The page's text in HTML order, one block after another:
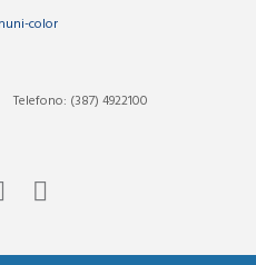
Telefono: (387) 4922100